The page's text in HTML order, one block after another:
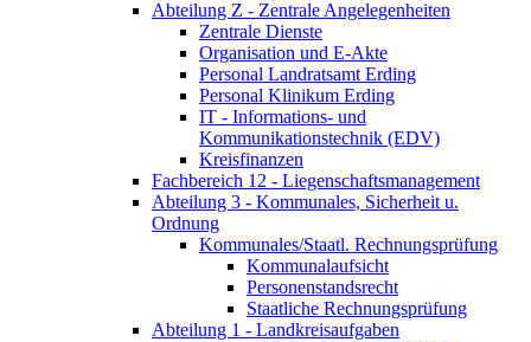
Abteilung Z - Zentrale Angelegenheiten
Zentrale Dienste
Organisation und E-Akte
Personal Landratsamt Erding
Personal Klinikum Erding
IT - Informations- und
Kommunikationstechnik (EDV)
Kreisfinanzen
Fachbereich 12 - Liegenschaftsmanagement
Abteilung 3 - Kommunales, Sicherheit u.
Ordnung
Kommunales/Staatl. Rechnungsprüfung
Kommunalaufsicht
Personenstandsrecht
Staatliche Rechnungsprüfung
Abteilung 1 - Landkreisaufgaben